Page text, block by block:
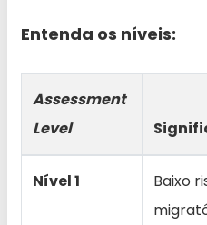
Entenda os níveis:
Assessment
Level
Nível 1
Baixo